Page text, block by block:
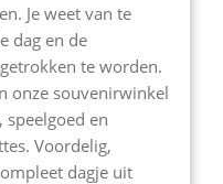
Je weet van te
dag en de
te worden.
onze souvenirwinkel
en
Voordelig,
dagje uit